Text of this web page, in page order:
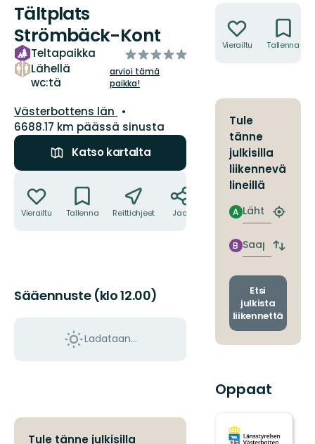
Tältplats
Strömbäck-Kont
Teltapaikka
Lähellä
wc:tä
/5
tähteä
arvioi tämä
paikka!
Kunta:
Västerbottens län
6688.17 km päässä sinusta
Katso kartalta
Vierailtu Tallenna Reittiohjeet Jaa
Sääennuste (klo 12.00)
Ladataan…
Tule tänne julkisilla
Vierailtu Tallenna
Tule
tänne
julkisilla
liikennevä
lineillä
Lähtö
A
Etsi
pysäkki
Saapuminen
B
Vaihda
ja
Etsi
julkista
liikennettä
Oppaat